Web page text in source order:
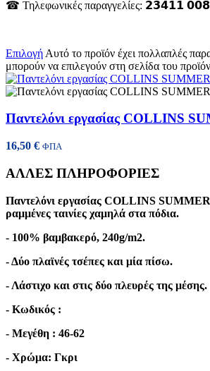
☎ Τηλεφωνικές παραγγελίες: 𝟮𝟯𝟰𝟭𝟭
Επιλογή Αυτό το προϊόν έχει πολλαπλές
μπορούν να επιλεγούν στη σελίδα του
Παντελόνι εργασίας COLLINS
16,50 € ΦΠΑ
ΑΛΛΕΣ ΠΛΗΡΟΦΟΡΙΕΣ
Παντελόνι εργασίας COLLINS
ραμμένες ταινίες χαμηλά στα πόδια.
- 100% βαμβακερό, 240g/m2.
- Δύο πλαϊνές τσέπες και μία πίσω.
- Λάστιχο και στις δύο πλευρές της μέσης.
- Κωδικός :
- Μεγέθη : 46-62
- Χρώμα: Γκρι